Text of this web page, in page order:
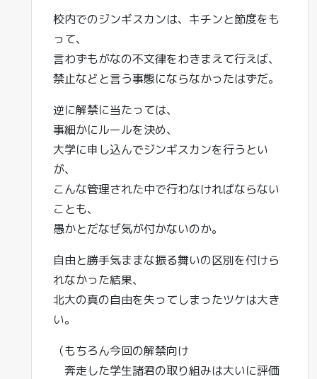
校内でのジンギスカンは、キチンと節度をも
って、
言わずもがなの不文律をわきまえて行えば、
禁止などと言う事態にならなかったはずだ。
逆に解禁に当たっては、
事細かにルールを決め、
大学に申し込んでジンギスカンを行うとい
が、
こんな管理された中で行わなければならない
ことも、
愚かとだなぜ気が付かないのか。
自由と勝手気ままな振る舞いの区別を付けら
れなかった結果、
北大の真の自由を失ってしまったツケは大き
い。
（もちろん今回の解禁向け
奔走した学生諸君の取り組みは大いに評価